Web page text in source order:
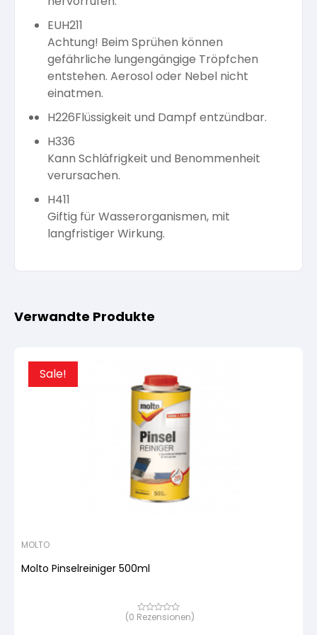
EUH211
Achtung! Beim Sprühen können
gefährliche lungengängige Tröpfchen
entstehen. Aerosol oder Nebel nicht
einatmen.
H226Flüssigkeit und Dampf entzündbar.
H336
Kann Schläfrigkeit und Benommenheit
verursachen.
H411
Giftig für Wasserorganismen, mit
langfristiger Wirkung.
Verwandte Produkte
Sale!
MOLTO
Molto Pinselreiniger 500ml
Bewertet
(0 Rezensionen)